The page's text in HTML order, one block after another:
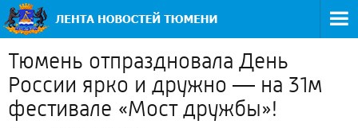
Тюмень отпраздновала День
России ярко и дружно — на 31м
фестивале «Мост дружбы»!